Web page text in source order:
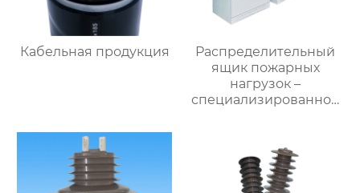
Кабельная продукция
Распределительный
ящик пожарных
нагрузок –
специализированное